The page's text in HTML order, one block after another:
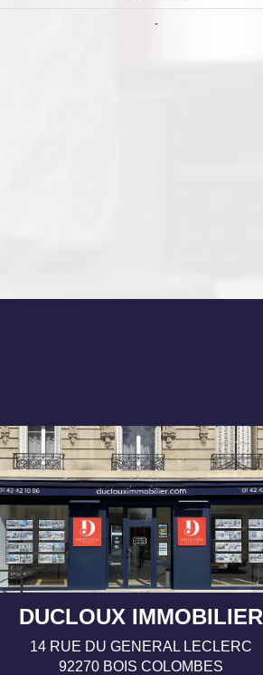
-
DUCLOUX IMMOBILIER
14 RUE DU GENERAL LECLERC
92270 BOIS COLOMBES